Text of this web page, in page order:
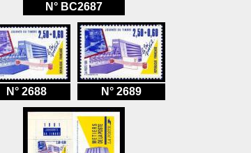
N° BC2687
N° 2688 N° 2689